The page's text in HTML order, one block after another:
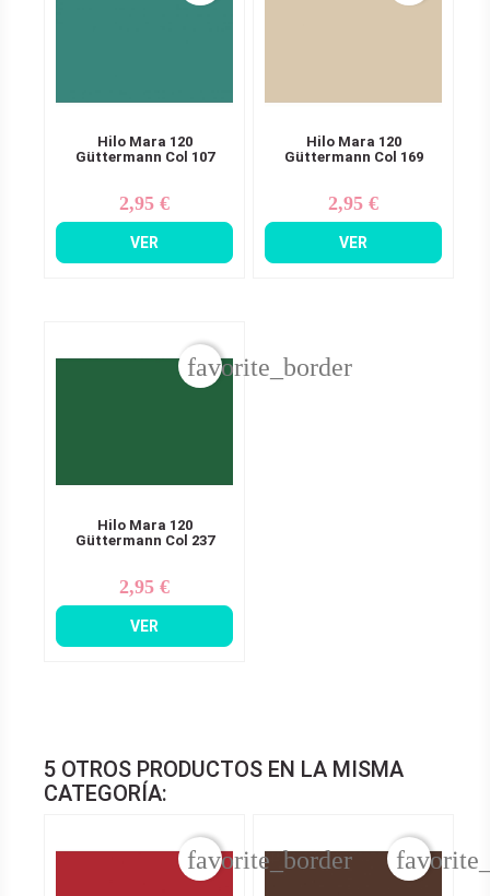
Hilo Mara 120
Güttermann Col 107
Precio
2,95 €
VER
Hilo Mara 120
Güttermann Col 169
Precio
2,95 €
VER
Hilo Mara 120
Güttermann Col 237
Precio
2,95 €
VER
favorite_border
5 OTROS PRODUCTOS EN LA MISMA
CATEGORÍA:
favorite_border